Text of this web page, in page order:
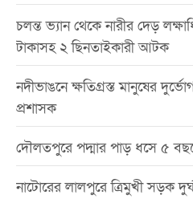
চলন্ত ভ্যান থেকে নারীর দেড়
টাকাসহ ২ ছিনতাইকারী আটক
নদীভাঙনে ক্ষতিগ্রস্ত মানুষের
প্রশাসক
দৌলতপুরে পদ্মার পাড় ধসে ৫
নাটোরের লালপুরে ত্রিমুখী সড়ক